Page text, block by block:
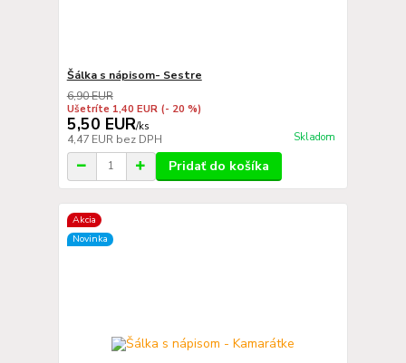
Šálka s nápisom- Sestre
6,90 EUR
Ušetríte 1,40 EUR (- 20 %)
5,50 EUR/ks
4,47 EUR bez DPH Skladom
Pridať do košíka
Akcia
Novinka